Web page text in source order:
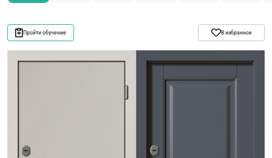
Пройти обучение В избранное